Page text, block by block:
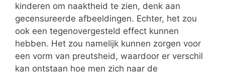
kinderen om naaktheid te zien, denk aan
gecensureerde afbeeldingen. Echter, het zou
ook een tegenovergesteld effect kunnen
hebben. Het zou namelijk kunnen zorgen voor
een vorm van preutsheid, waardoor er verschil
kan ontstaan hoe men zich naar de